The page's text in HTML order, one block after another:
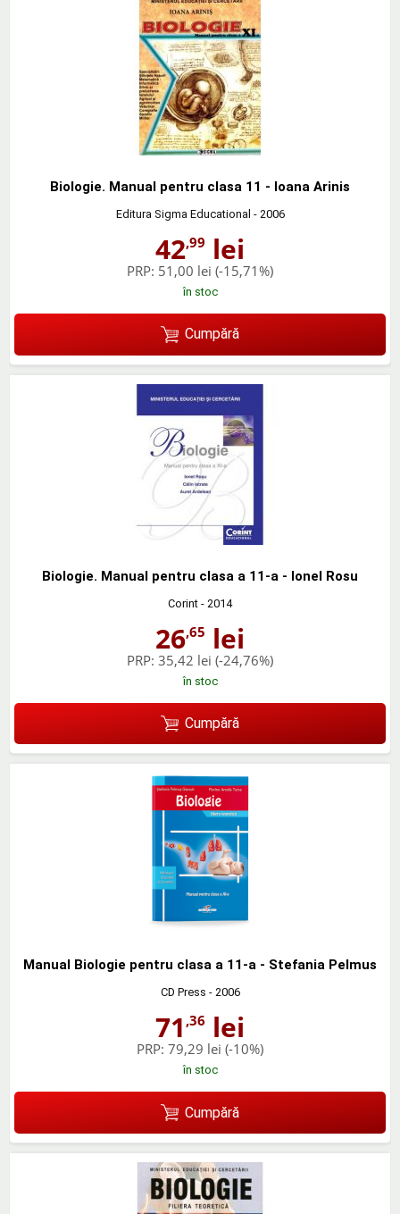
Biologie. Manual pentru clasa 11 - Ioana Arinis
Editura Sigma Educational - 2006
42,99 lei
PRP: 51,00 lei (-15,71%)
în stoc
Cumpără
Biologie. Manual pentru clasa a 11-a - Ionel Rosu
Corint - 2014
26,65 lei
PRP: 35,42 lei (-24,76%)
în stoc
Cumpără
Manual Biologie pentru clasa a 11-a - Stefania Pelmus
CD Press - 2006
71 ,36 lei
PRP: 79,29 lei (-10%)
în stoc
Cumpără